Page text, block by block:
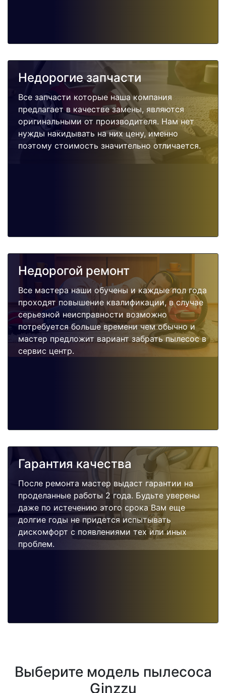
Недорогие запчасти
Все запчасти которые наша компания
предлагает в качестве замены, являются
оригинальными от производителя. Нам нет
нужды накидывать на них цену, именно
поэтому стоимость значительно отличается.
Недорогой ремонт
Все мастера наши обучены и каждые пол года
проходят повышение квалификации, в случае
серьезной неисправности возможно
потребуется больше времени чем обычно и
мастер предложит вариант забрать пылесос в
сервис центр.
Гарантия качества
После ремонта мастер выдаст гарантии на
проделанные работы 2 года. Будьте уверены
даже по истечению этого срока Вам еще
долгие годы не придется испытывать
дискомфорт с появлениями тех или иных
проблем.
Выберите модель пылесоса
Ginzzu